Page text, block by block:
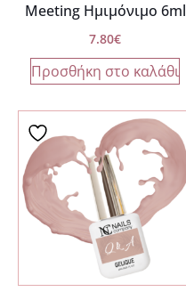
Meeting Ημιμόνιμο 6ml
7.80€
Προσθήκη στο καλάθι